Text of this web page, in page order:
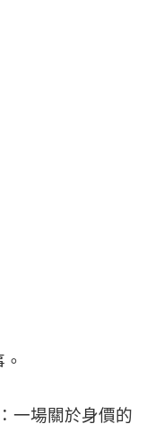
一場關於身價的